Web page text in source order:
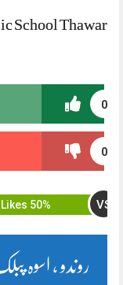
School Thawar
0
0
50% Likes VS
روندو ، اسوہ